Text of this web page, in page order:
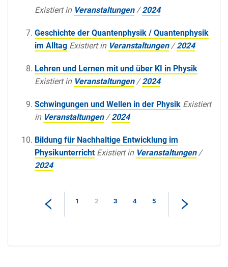
Existiert in Veranstaltungen /2024
Geschichte der Quantenphysik / Quantenphysik
im Alltag Existiert in Veranstaltungen /2024
Lehren und Lernen mit und über KI in Physik
Existiert in Veranstaltungen /2024
Schwingungen und Wellen in der Physik Existiert
in Veranstaltungen /2024
Bildung für Nachhaltige Entwicklung im
Physikunterricht Existiert in Veranstaltungen /
2024
1 2 3 4 5